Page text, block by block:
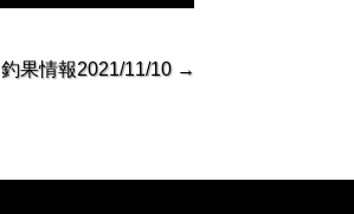
釣果情報2021/11/10→